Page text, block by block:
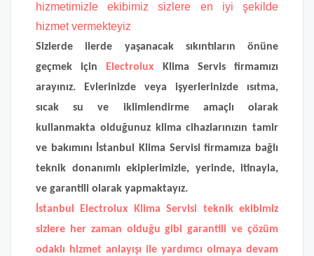
hizmetimizle ekibimiz sizlere en iyi şekilde
hizmet vermekteyiz
Sizlerde ilerde yaşanacak sıkıntıların önüne
geçmek için
Electrolux
Klima Servis firmamızı
arayınız. Evlerinizde veya işyerlerinizde ısıtma,
sıcak su ve iklimlendirme amaçlı olarak
kullanmakta olduğunuz klima cihazlarınızın tamir
ve bakımını İstanbul Klima Servisi firmamıza bağlı
teknik donanımlı ekiplerimizle, yerinde, itinayla,
ve garantili olarak yapmaktayız.
İstanbul Electrolux Klima Servisi teknik ekibimiz
sizlere her zaman olduğu gibi garantili ve çözüm
odaklı hizmet anlayışı ile yardımcı olmaya devam